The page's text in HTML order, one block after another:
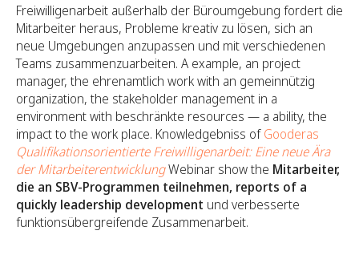
Freiwilligenarbeit außerhalb der Büroumgebung fordert die
Mitarbeiter heraus, Probleme kreativ zu lösen, sich an
neue Umgebungen anzupassen und mit verschiedenen
Teams zusammenzuarbeiten. A example, an project
manager, the ehrenamtlich work with an gemeinnützig
organization, the stakeholder management in a
environment with beschränkte resources — a ability, the
impact to the work place. Knowledgebniss ofGooderas
Qualifikationsorientierte Freiwilligenarbeit: Eine neue Ära
der MitarbeiterentwicklungWebinar show the Mitarbeiter,
die an SBV-Programmen teilnehmen, reports of a
quickly leadership development und verbesserte
funktionsübergreifende Zusammenarbeit.